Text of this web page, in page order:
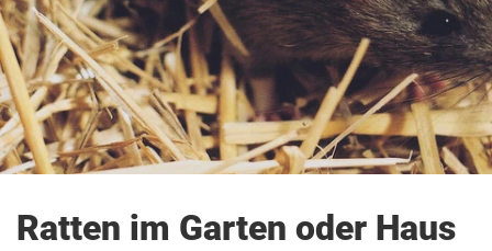
Ratten im Garten oder Haus